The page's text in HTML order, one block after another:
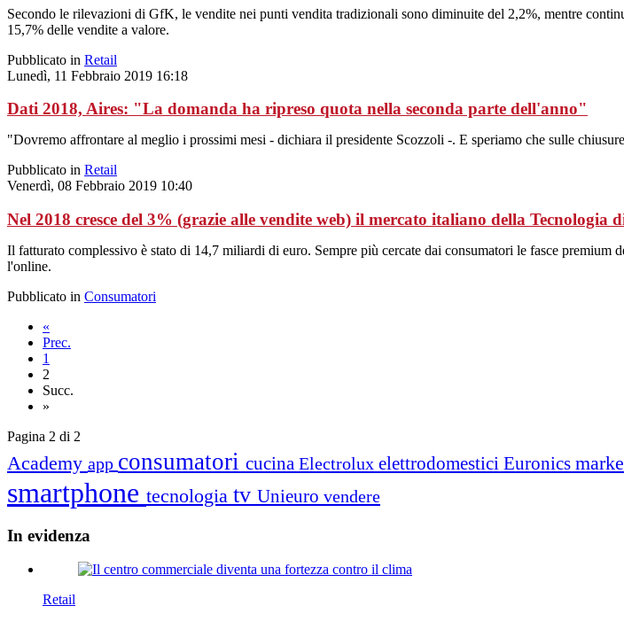
Secondo le rilevazioni di GfK, le vendite nei punti vendita tradizionali sono diminuite del 2,2%, mentre
15,7% delle vendite a valore.
Pubblicato in Retail
Lunedì, 11 Febbraio 2019 16:18
Dati 2018, Aires: "La domanda ha ripreso quota nella seconda parte dell'anno"
"Dovremo affrontare al meglio i prossimi mesi - dichiara il presidente Scozzoli -. E speriamo che sulle
Pubblicato in Retail
Venerdì, 08 Febbraio 2019 10:40
Nel 2018 cresce del 3% (grazie alle vendite web) il mercato italiano della Tecnologia
Il fatturato complessivo è stato di 14,7 miliardi di euro. Sempre più cercate dai consumatori le fasce
l'online.
Pubblicato in Consumatori
«
Prec.
1
2
Succ.
»
Pagina 2 di 2
Academy app consumatori cucina Electrolux elettrodomestici Euronics
smartphone tecnologia tv Unieuro vendere
In evidenza
Retail